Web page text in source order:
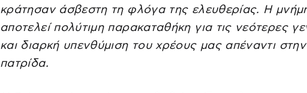
κράτησαν άσβεστη τη φλόγα της ελευθερίας. Η
αποτελεί πολύτιμη παρακαταθήκη για τις νεότερες
και διαρκή υπενθύμιση του χρέους μας απέναντι στην
πατρίδα.